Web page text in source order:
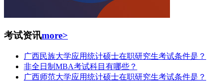
考试资讯more>
广西民族大学应用统计硕士在职研究生考试条件是？
非全日制MBA考试科目有哪些？
广西师范大学应用统计硕士在职研究生考试条件是？